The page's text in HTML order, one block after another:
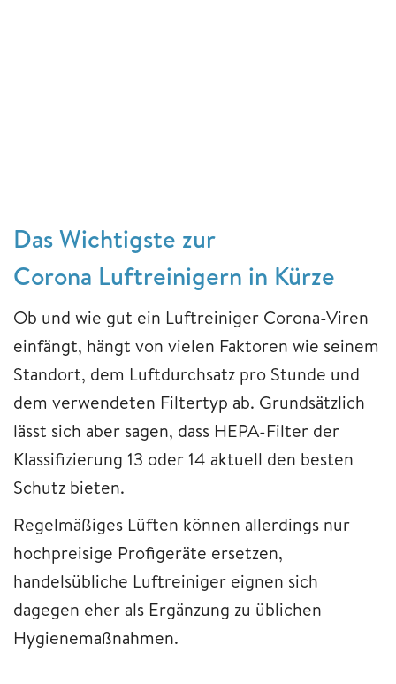
Das Wichtigste zur
Corona Luftreinigern in Kürze
Ob und wie gut ein Luftreiniger Corona-Viren
einfängt, hängt von vielen Faktoren wie seinem
Standort, dem Luftdurchsatz pro Stunde und
dem verwendeten Filtertyp ab. Grundsätzlich
lässt sich aber sagen, dass HEPA-Filter der
Klassifizierung 13 oder 14 aktuell den besten
Schutz bieten.
Regelmäßiges Lüften können allerdings nur
hochpreisige Profigeräte ersetzen,
handelsübliche Luftreiniger eignen sich
dagegen eher als Ergänzung zu üblichen
Hygienemaßnahmen.